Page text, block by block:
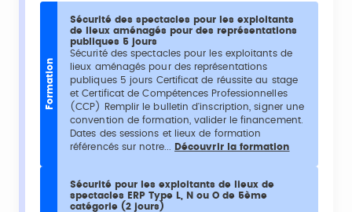
Formation
Sécurité des spectacles pour les exploitants
de lieux aménagés pour des représentations
publiques 5 jours
Sécurité des spectacles pour les exploitants de
lieux aménagés pour des représentations
publiques 5 jours Certificat de réussite au stage
et Certificat de Compétences Professionnelles
(CCP) Remplir le bulletin d'inscription, signer une
convention de formation, valider le financement.
Dates des sessions et lieux de formation
référencés sur notre...
Découvrir la formation
Sécurité pour les exploitants de lieux de
spectacles ERP Type L, N ou O de 5ème
catégorie (2 jours)